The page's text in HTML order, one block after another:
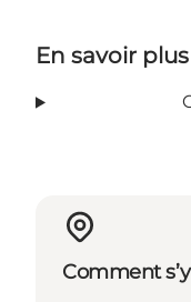
En savoir plus
Comment